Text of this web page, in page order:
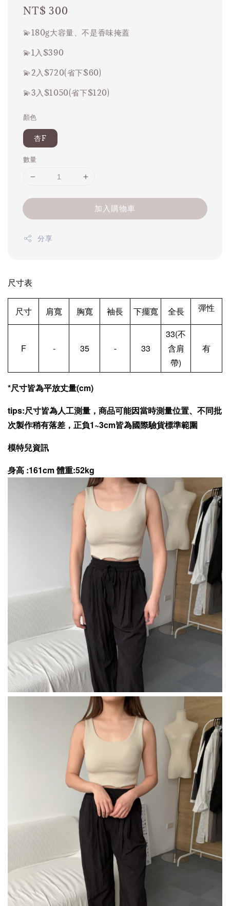
Regular
NT$ 300
💫180g大容量、不是香味掩蓋
💫1入$390
💫2入$720(省下$60)
💫3入$1050(省下$120)
顏色
杏F
數量
加入購物車
分享
尺寸表
尺寸 肩寬 胸寬 袖長 下擺寬 全長 彈性
F - 35 - 33
33(不
含肩
帶)
有
*尺寸皆為平放丈量(cm)
tips:尺寸皆為人工測量，商品可能因當時測量位置、不同批
次製作稍有落差，正負1~3cm皆為國際驗貨標準範圍
模特兒資訊
身高 :161cm 體重:52kg